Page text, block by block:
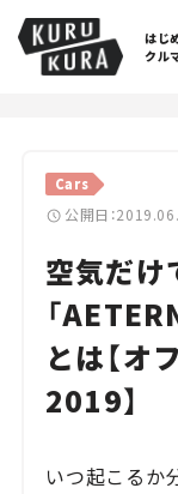
はじ
クル
Cars
公開日：
空気だけ
「
とは【オ
2019】
いつ起こるか
Cars
Lifestyle
Traffic
Special